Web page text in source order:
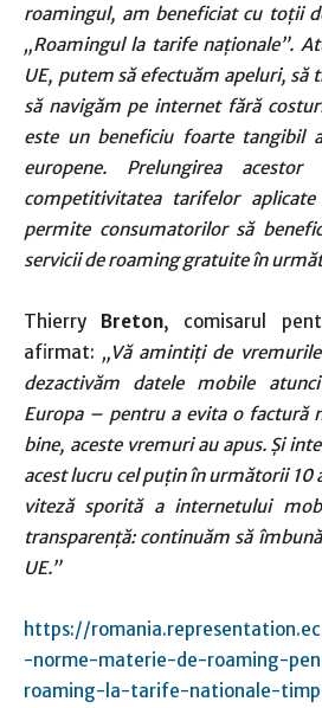
roamingul, am beneficiat cu toții
„Roamingul la tarife naționale”.
UE, putem să efectuăm apeluri,
să navigăm pe internet fără
este un beneficiu foarte tangibil
europene. Prelungirea
competitivitatea tarifelor
permite consumatorilor să
servicii de roaming gratuite în
Thierry Breton, comisarul
afirmat: „Vă amintiți de
dezactivăm datele mobile
Europa – pentru a evita o factură
bine, aceste vremuri au apus. Și
acest lucru cel puțin în următorii 10
viteză sporită a internetului
transparență: continuăm să
UE.”
https://
-norme-materie-de-roaming-
roaming-la-tarife-nationale-